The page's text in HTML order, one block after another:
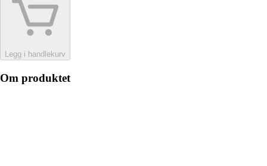
Legg i handlekurv
Om produktet